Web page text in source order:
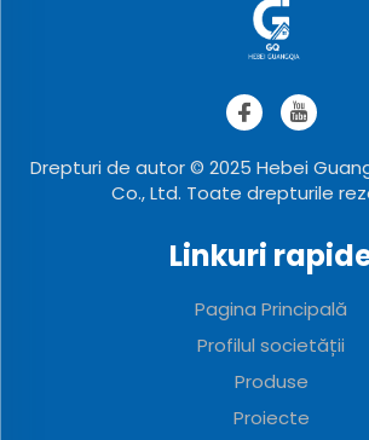
Drepturi de autor © 2025 Hebei
Co., Ltd. Toate drepturile
Linkuri
Pagina Principală
Profilul societății
Produse
Proiecte